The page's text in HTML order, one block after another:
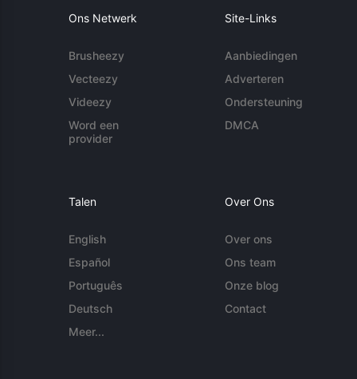
Ons Netwerk
Brusheezy
Vecteezy
Videezy
Word een
provider
Site-Links
Aanbiedingen
Adverteren
Ondersteuning
DMCA
Talen
English
Español
Português
Deutsch
Meer...
Over Ons
Over ons
Ons team
Onze blog
Contact